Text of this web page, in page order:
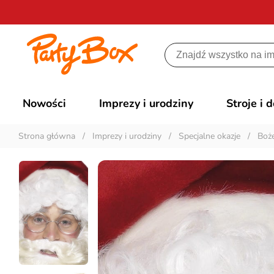
Nowości Imprezy i urodziny Stroje i
Strona główna / Imprezy i urodziny / Specjalne okazje /